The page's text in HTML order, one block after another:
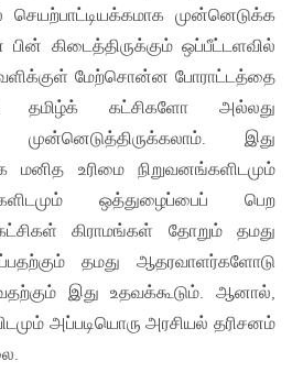
செயற்பாட்டியக்கமாக முன்னெடுக்க
பின் கிடைத்திருக்கும் ஒப்பீட்டளவில்
மேற்சொன்ன போராட்டத்தை
தமிழ்க் கட்சிகளோ அல்லது
முன்னெடுத்திருக்கலாம். இது
உரிமை நிறுவனங்களிடமும்
ஒத்துழைப்பைப் பெற
கிராமங்கள் தோறும் தமது
தமது ஆதரவாளர்களோடு
இது உதவக்கூடும். ஆனால்,
அப்படியொரு அரசியல் தரிசனம்